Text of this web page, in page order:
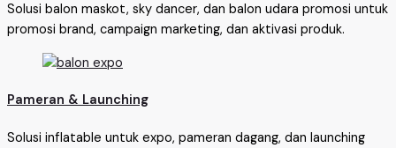
Solusi balon maskot, sky dancer, dan balon udara promosi untuk
promosi brand, campaign marketing, dan aktivasi produk.
Pameran & Launching
Solusi inflatable untuk expo, pameran dagang, dan launching